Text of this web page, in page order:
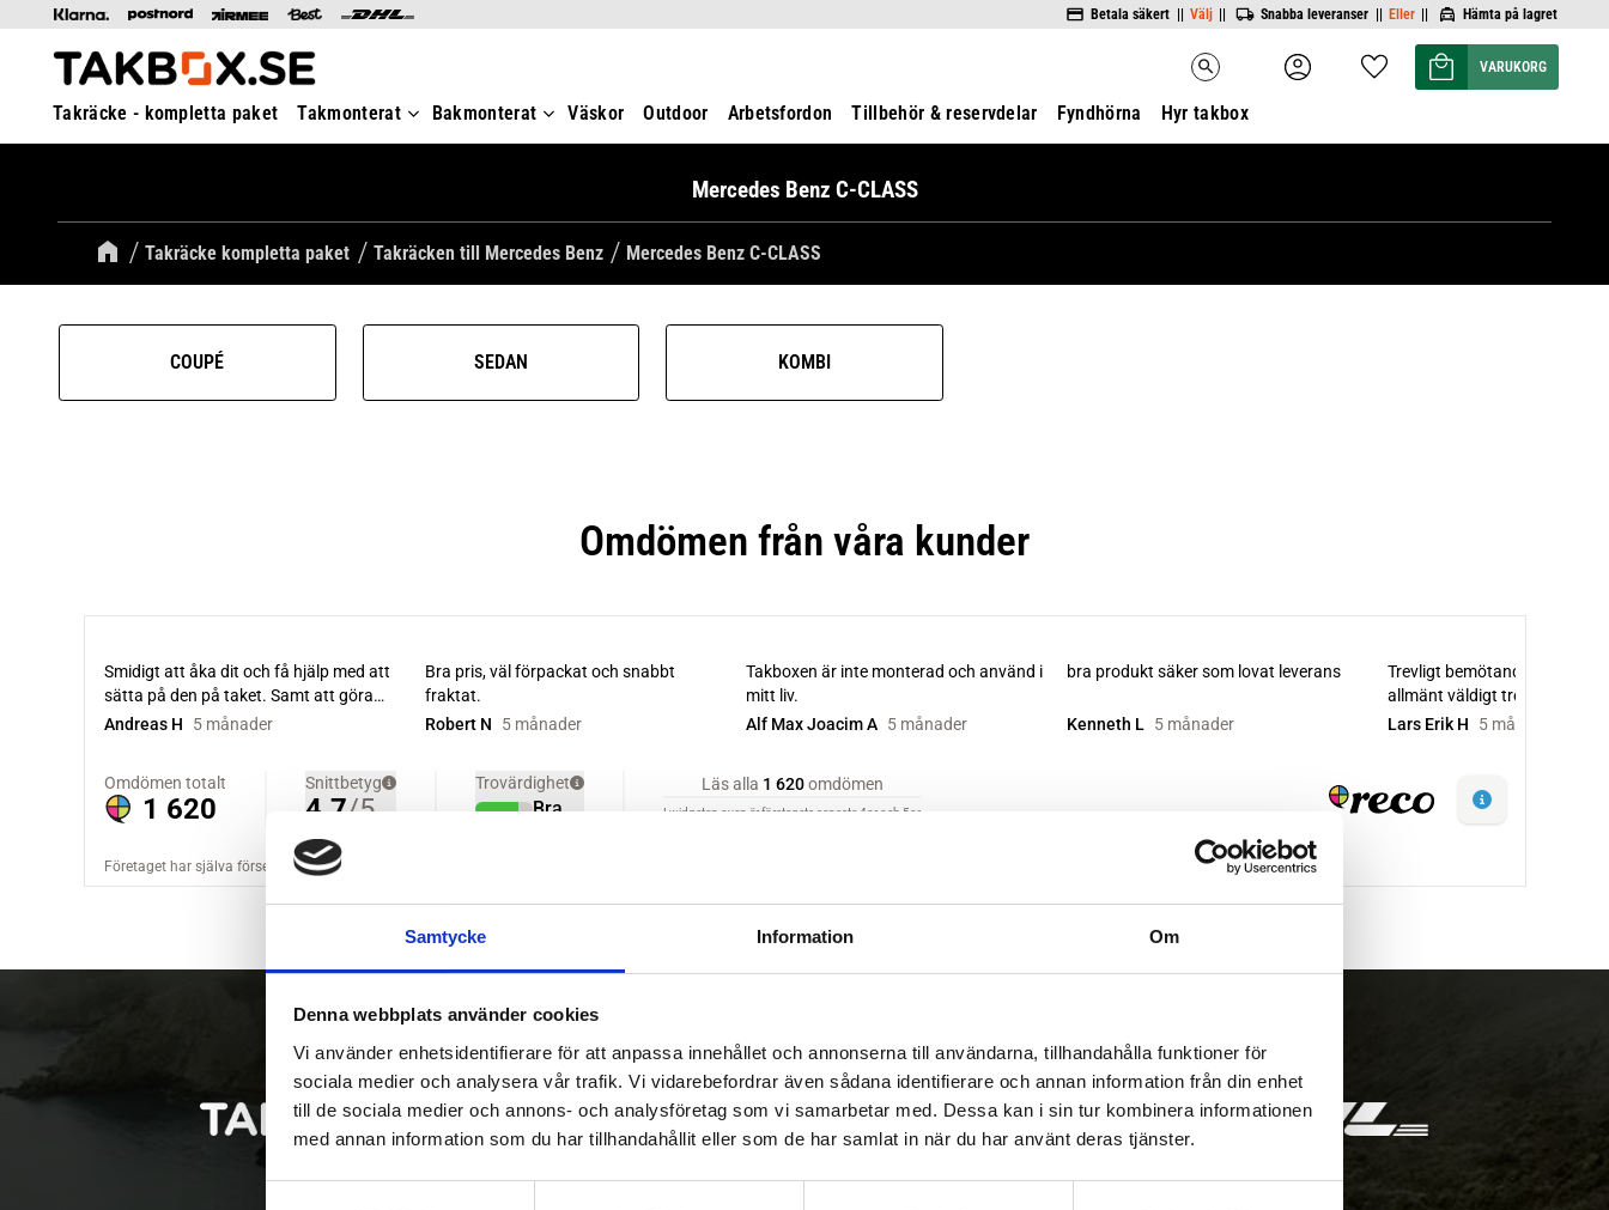
Samtycke Information Om
Denna webbplats använder cookies
Vi använder enhetsidentifierare för att anpassa innehållet och annonserna till användarna, tillhandahålla funktioner för
sociala medier och analysera vår trafik. Vi vidarebefordrar även sådana identifierare och annan information från din enhet
till de sociala medier och annons- och analysföretag som vi samarbetar med. Dessa kan i sin tur kombinera informationen
med annan information som du har tillhandahållit eller som de har samlat in när du har använt deras tjänster.
Betala säkert || Välj || Snabba leveranser || Eller || Hämta på lagret
search Favoriter
Kundvagn
Takräcke - kompletta paket Takmonterat Bakmonterat Väskor Outdoor Arbetsfordon Tillbehör & reservdelar Fyndhörna Hyr takbox
Mercedes Benz C-CLASS
Takräcke kompletta paket Takräcken till Mercedes Benz Mercedes Benz C-CLASS
COUPÉ SEDAN KOMBI